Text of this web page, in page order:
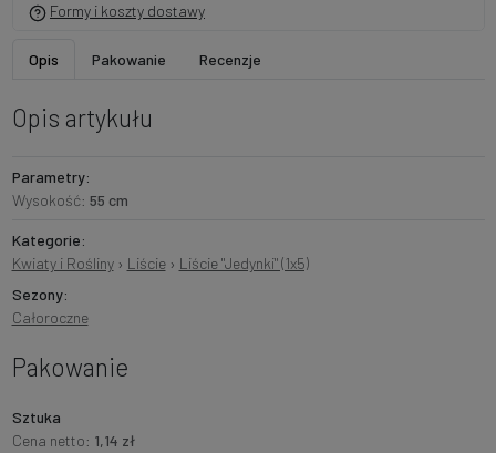
Formy i koszty dostawy
Opis Pakowanie Recenzje
Opis artykułu
Parametry:
Wysokość: 55 cm
Kategorie:
Kwiaty i Rośliny› Liście› Liście "Jedynki" (1x5)
Sezony:
Całoroczne
Pakowanie
Sztuka
Cena netto: 1,14 zł